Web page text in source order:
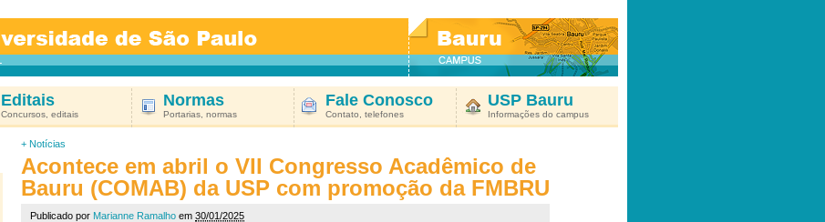
Editais
Concursos, editais
Normas
Portarias, normas
Fale Conosco
Contato, telefones
USP Bauru
Informações do campus
+ Notícias
Acontece em abril o VII Congresso Acadêmico de
Bauru (COMAB) da USP com promoção da FMBRU
Publicado por Marianne Ramalho em 30/01/2025